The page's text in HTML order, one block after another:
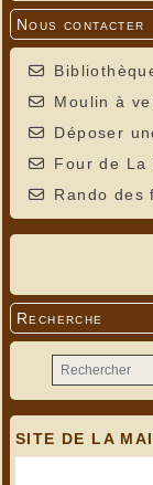
Nous contacter
Moulin à
Déposer
Four de La
Rando des
Recherche
SITE DE LA